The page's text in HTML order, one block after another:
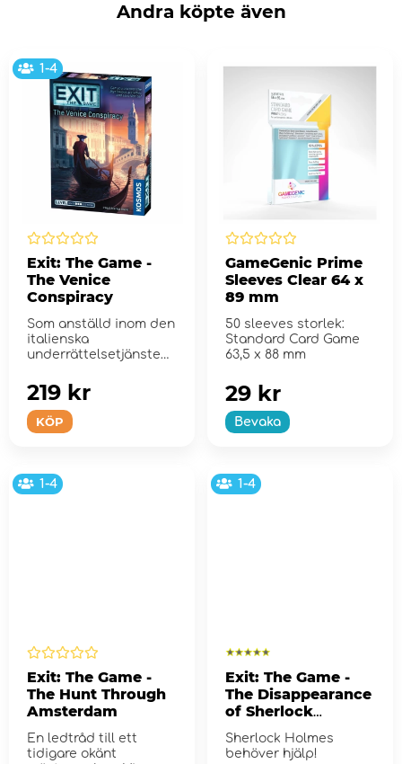
Andra köpte även
1-4
Exit: The Game -
The Venice
Conspiracy
Som anställd inom den
italienska
underrättelsetjänsten
KÖP
219 kr
GameGenic Prime
Sleeves Clear 64 x
89 mm
50 sleeves storlek:
Standard Card Game
63,5 x 88 mm
Bevaka
29 kr
1-4
Exit: The Game -
The Hunt Through
Amsterdam
En ledtråd till ett
tidigare okänt
1-4
Exit: The Game -
The Disappearance
of Sherlock
Holmes
Sherlock Holmes
behöver hjälp!